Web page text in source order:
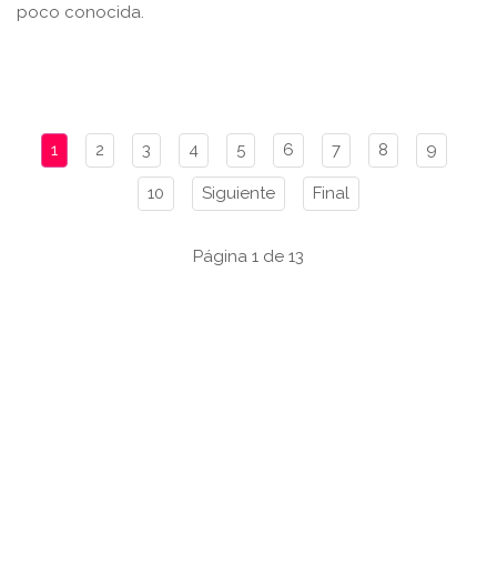
poco conocida.
1 2 3 4 5 6 7 8 9
10 Siguiente Final
Página 1 de 13